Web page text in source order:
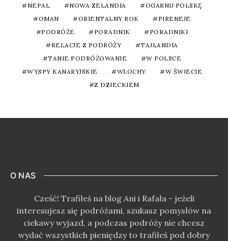
NEPAL
NOWA ZELANDIA
OGARNIJ POLSKĘ
OMAN
ORIENTALNY ROK
PIRENEJE
PODRÓŻE
PORADNIK
PORADNIKI
RELACJE Z PODRÓŻY
TAJLANDIA
TANIE PODRÓŻOWANIE
W POLSCE
WYSPY KANARYJSKIE
WŁOCHY
W ŚWIECIE
Z DZIECKIEM
O NAS
Cześć! Trafiłeś na blog Ani i Rafała - jeżeli
interesujesz się podróżami, szukasz pomysłów na
ciekawy wyjazd, a podczas podróży nie chcesz
wydać wszystkich pieniędzy to trafiłeś pod dobry